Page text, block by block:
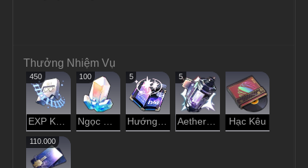
Thưởng Nhiệm Vụ
450
EXP Khai Phá
100
Ngọc Ánh Sao
5
Hướng Dẫn Dạo Chơi
5
Aether Tinh Luyện Hạc Kêu
110.000